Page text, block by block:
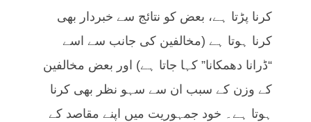
کرنا پڑتا ہے، بعض کو نتائج سے خبردار بھی
کرنا ہوتا ہے (مخالفین کی جانب سے اسے
“ڈرانا دھمکانا” کہا جاتا ہے) اور بعض مخالفین
کے وزن کے سبب ان سے سہو نظر بھی کرنا
ہوتا ہے۔ خود جمہوریت میں اپنے مقاصد کے